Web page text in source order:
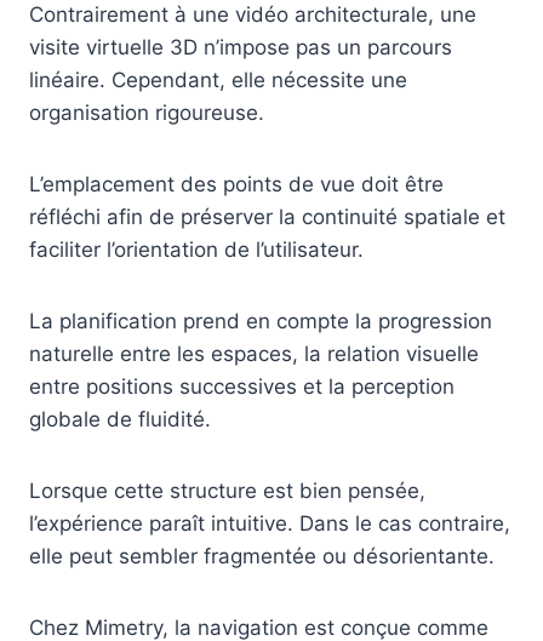
Contrairement à une vidéo architecturale, une
visite virtuelle 3D n’impose pas un parcours
linéaire. Cependant, elle nécessite une
organisation rigoureuse.
L’emplacement des points de vue doit être
réfléchi afin de préserver la continuité spatiale et
faciliter l’orientation de l’utilisateur.
La planification prend en compte la progression
naturelle entre les espaces, la relation visuelle
entre positions successives et la perception
globale de fluidité.
Lorsque cette structure est bien pensée,
l’expérience paraît intuitive. Dans le cas contraire,
elle peut sembler fragmentée ou désorientante.
Chez Mimetry, la navigation est conçue comme